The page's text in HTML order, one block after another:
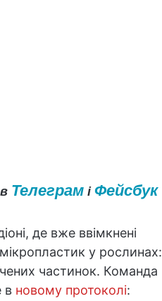
Телеграмі Фейсбук
де вже ввімкнені
у рослинах:
частинок. Команда
в новому протоколі: